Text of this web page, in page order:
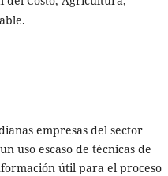
empresas del sector
uso escaso de técnicas de
útil para el proceso